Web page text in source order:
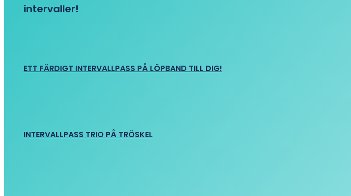
intervaller!
ETT FÄRDIGT INTERVALLPASS PÅ LÖPBAND TILL DIG!
INTERVALLPASS TRIO PÅ TRÖSKEL